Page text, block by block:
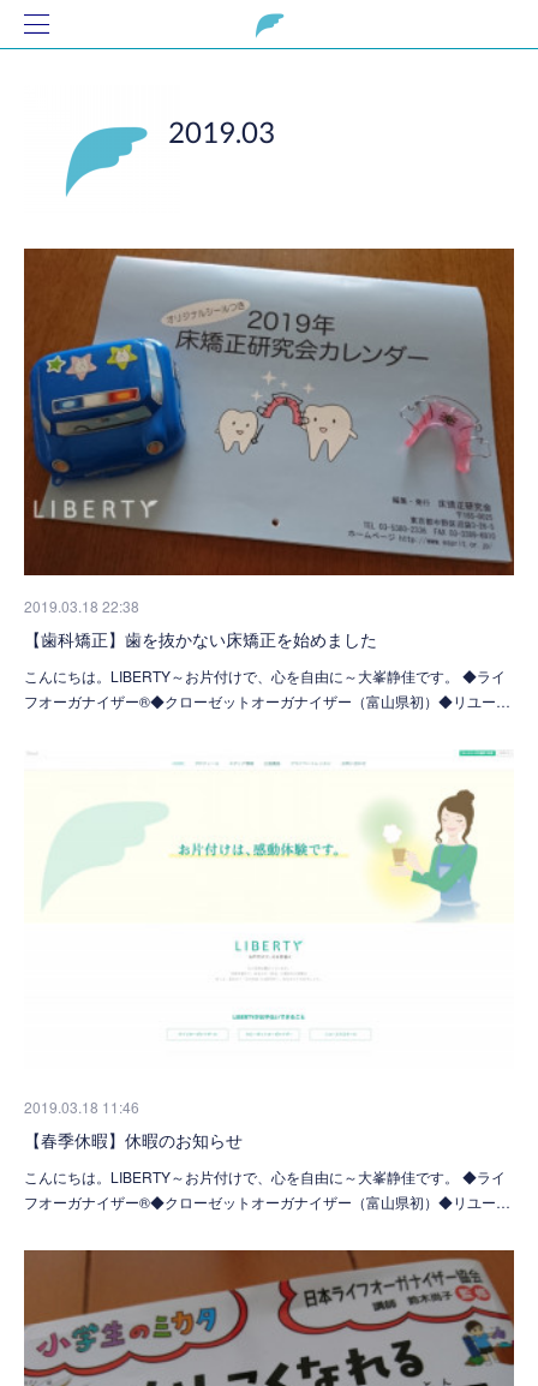
2019.03
2019.03.18 22:38
【歯科矯正】歯を抜かない床矯正を始めました
こんにちは。LIBERTY～お片付けで、心を自由に～大峯静佳です。 ◆ライ
フオーガナイザー®◆クローゼットオーガナイザー（富山県初）◆リユー…
2019.03.18 11:46
【春季休暇】休暇のお知らせ
こんにちは。LIBERTY～お片付けで、心を自由に～大峯静佳です。 ◆ライ
フオーガナイザー®◆クローゼットオーガナイザー（富山県初）◆リユー…